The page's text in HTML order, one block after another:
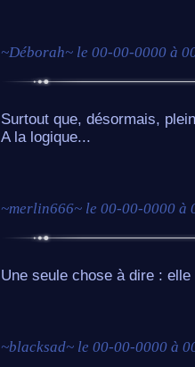
~Déborah~ le 00-00-0000 à
Surtout que, désormais,
A la logique...
~merlin666~ le 00-00-0000 à
Une seule chose à dire :
~blacksad~ le 00-00-0000 à